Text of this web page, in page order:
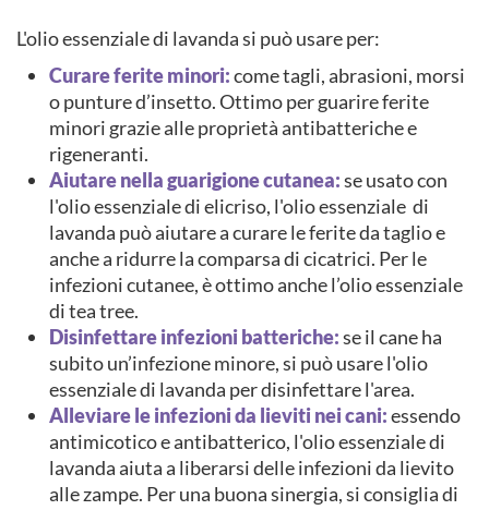
L'olio essenziale di lavanda si può usare per:
Curare ferite minori:come tagli, abrasioni, morsi
o punture d’insetto. Ottimo per guarire ferite
minori grazie alle proprietà antibatteriche e
rigeneranti.
Aiutare nella guarigione cutanea:se usato con
l'olio essenziale di elicriso, l'olio essenziale di
lavanda può aiutare a curare le ferite da taglio e
anche a ridurre la comparsa di cicatrici. Per le
infezioni cutanee, è ottimo anche l’olio essenziale
di tea tree.
Disinfettare infezioni batteriche:se il cane ha
subito un’infezione minore, si può usare l'olio
essenziale di lavanda per disinfettare l'area.
Alleviare le infezioni da lieviti nei cani:essendo
antimicotico e antibatterico, l'olio essenziale di
lavanda aiuta a liberarsi delle infezioni da lievito
alle zampe. Per una buona sinergia, si consiglia di